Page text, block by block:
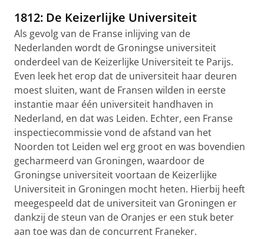
1812: De Keizerlijke Universiteit
Als gevolg van de Franse inlijving van de
Nederlanden wordt de Groningse universiteit
onderdeel van de Keizerlijke Universiteit te Parijs.
Even leek het erop dat de universiteit haar deuren
moest sluiten, want de Fransen wilden in eerste
instantie maar één universiteit handhaven in
Nederland, en dat was Leiden. Echter, een Franse
inspectiecommissie vond de afstand van het
Noorden tot Leiden wel erg groot en was bovendien
gecharmeerd van Groningen, waardoor de
Groningse universiteit voortaan de Keizerlijke
Universiteit in Groningen mocht heten. Hierbij heeft
meegespeeld dat de universiteit van Groningen er
dankzij de steun van de Oranjes er een stuk beter
aan toe was dan de concurrent Franeker.